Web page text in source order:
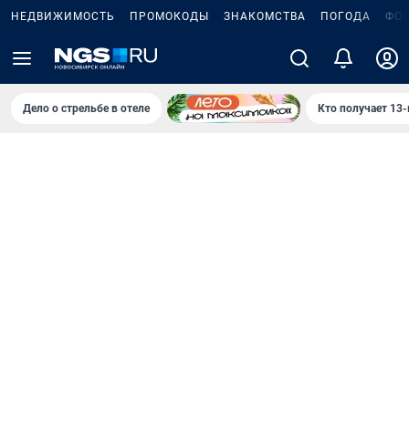
НЕДВИЖИМОСТЬ ПРОМОКОДЫ ЗНАКОМСТВА ПОГОДА
Дело о стрельбе в отеле Кто получает